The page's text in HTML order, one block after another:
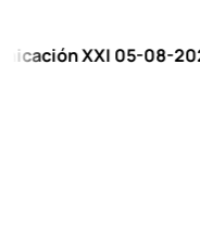
XXI 05-08-2026